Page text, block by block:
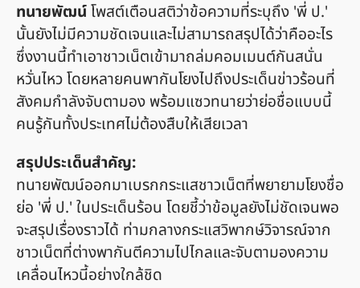
ทนายพัฒน์โพสต์เตือนสติว่าข้อความที่ระบุถึง 'พี่ ป.'
นั้นยังไม่มีความชัดเจนและไม่สามารถสรุปได้ว่าคืออะไร
ซึ่งงานนี้ทำเอาชาวเน็ตเข้ามาถล่มคอมเมนต์กันสนั่น
หวั่นไหว โดยหลายคนพากันโยงไปถึงประเด็นข่าวร้อนที่
สังคมกำลังจับตามอง พร้อมแซวทนายว่าย่อชื่อแบบนี้
คนรู้กันทั้งประเทศไม่ต้องสืบให้เสียเวลา
สรุปประเด็นสำคัญ:
ทนายพัฒน์ออกมาเบรกกระแสชาวเน็ตที่พยายามโยงชื่อ
ย่อ 'พี่ ป.' ในประเด็นร้อน โดยชี้ว่าข้อมูลยังไม่ชัดเจนพอ
จะสรุปเรื่องราวได้ ท่ามกลางกระแสวิพากษ์วิจารณ์จาก
ชาวเน็ตที่ต่างพากันตีความไปไกลและจับตามองความ
เคลื่อนไหวนี้อย่างใกล้ชิด